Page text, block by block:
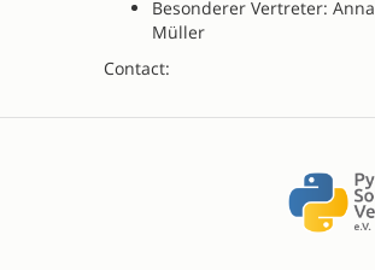
Besonderer Vertreter: Anna
Müller
Contact: